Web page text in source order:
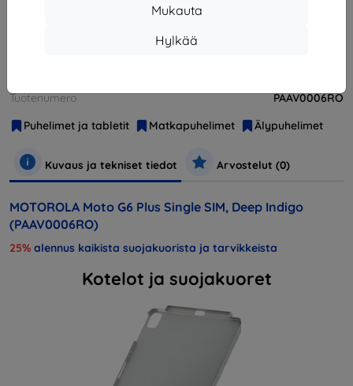
Mukauta
Hylkää
Tuotenumero
PAAV0006RO
Puhelimet ja tabletit
Matkapuhelimet Älypuhelimet
Kuvaus ja tekniset tiedot Arvostelut (0)
MOTOROLA Moto G6 Plus Single SIM, Deep Indigo
(PAAV0006RO)
25% alennus kaikista suojakuorista ja tarvikkeista
Kotelot ja suojakuoret